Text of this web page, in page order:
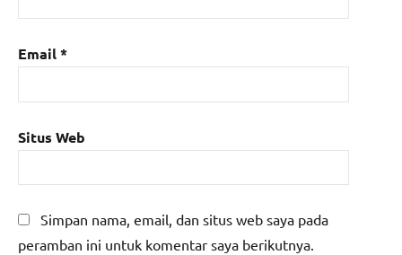
Email*
Situs Web
Simpan nama, email, dan situs web saya pada
peramban ini untuk komentar saya berikutnya.